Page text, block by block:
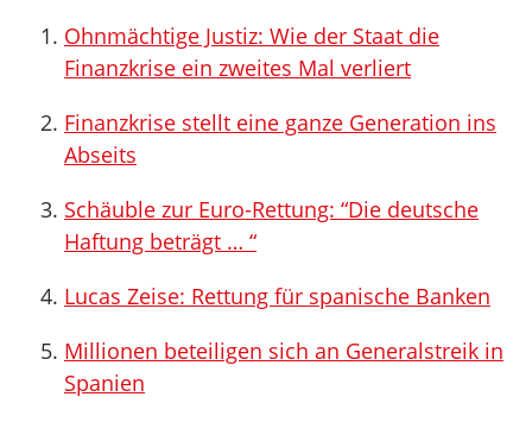
Ohnmächtige Justiz: Wie der Staat die
Finanzkrise ein zweites Mal verliert
Finanzkrise stellt eine ganze Generation ins
Abseits
Schäuble zur Euro-Rettung: “Die deutsche
Haftung beträgt … “
Lucas Zeise: Rettung für spanische Banken
Millionen beteiligen sich an Generalstreik in
Spanien